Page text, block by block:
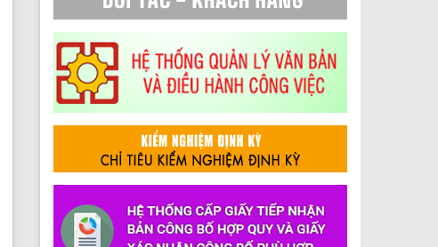
Hướng dẫn Kiểm nghiệm và tư vấn hồ sơ công bố
chất lượng sản phẩm 2022